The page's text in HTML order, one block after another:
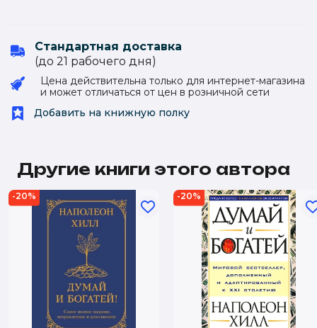
Стандартная доставка
(до 21 рабочего дня)
Цена действительна только для интернет-магазина
и может отличаться от цен в розничной сети
Добавить на книжную полку
Другие книги этого автора
-20% -20%